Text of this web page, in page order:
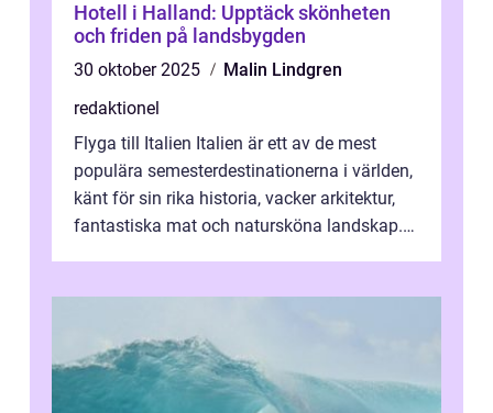
Hotell i Halland: Upptäck skönheten
och friden på landsbygden
30 oktober 2025
Malin Lindgren
redaktionel
Flyga till Italien Italien är ett av de mest
populära semesterdestinationerna i världen,
känt för sin rika historia, vacker arkitektur,
fantastiska mat och natursköna landskap.